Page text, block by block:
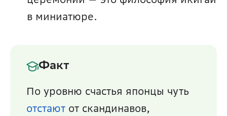
в миниатюре.
Факт
отстают от скандинавов,